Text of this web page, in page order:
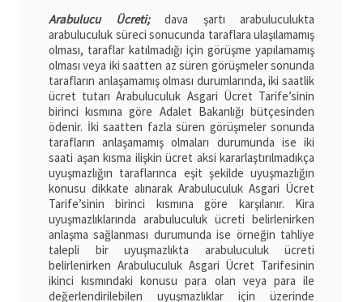
Arabulucu Ücreti;dava şartı arabuluculukta
arabuluculuk süreci sonucunda taraflara ulaşılamamış
olması, taraflar katılmadığı için görüşme yapılamamış
olması veya iki saatten az süren görüşmeler sonunda
tarafların anlaşamamış olması durumlarında, iki saatlik
ücret tutarı Arabuluculuk Asgari Ücret Tarife’sinin
birinci kısmına göre Adalet Bakanlığı bütçesinden
ödenir. İki saatten fazla süren görüşmeler sonunda
tarafların anlaşamamış olmaları durumunda ise iki
saati aşan kısma ilişkin ücret aksi kararlaştırılmadıkça
uyuşmazlığın taraflarınca eşit şekilde uyuşmazlığın
konusu dikkate alınarak Arabuluculuk Asgari Ücret
Tarife’sinin birinci kısmına göre karşılanır. Kira
uyuşmazlıklarında arabuluculuk ücreti belirlenirken
anlaşma sağlanması durumunda ise örneğin tahliye
talepli bir uyuşmazlıkta arabuluculuk ücreti
belirlenirken Arabuluculuk Asgari Ücret Tarifesinin
ikinci kısmındaki konusu para olan veya para ile
değerlendirilebilen uyuşmazlıklar için üzerinde